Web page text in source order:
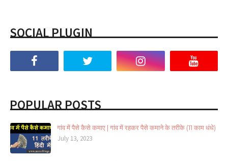
SOCIAL PLUGIN
POPULAR POSTS
गांव में पैसे कैसे कमाए | गांव में रहकर पैसे कमाने के तरीके (11 काम धंधे)
July 13, 2023